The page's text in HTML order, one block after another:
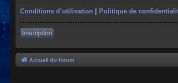
Conditions d’utilisation | Politique de
Inscription
Accueil du forum